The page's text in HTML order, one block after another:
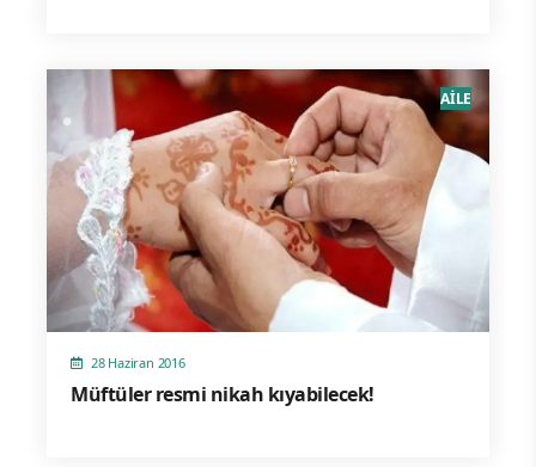
28 Haziran 2016
Müftüler resmi nikah kıyabilecek!
AİLE